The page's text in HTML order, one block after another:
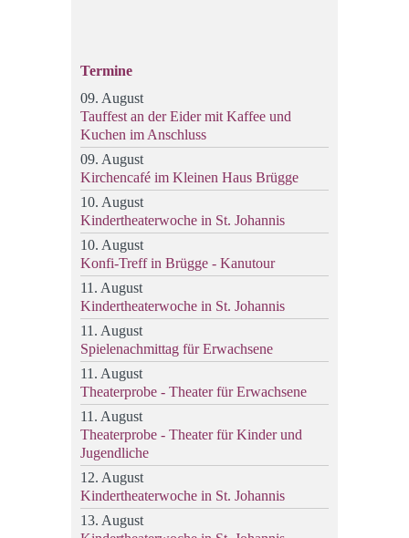
Termine
09. August
Tauffest an der Eider mit Kaffee und
Kuchen im Anschluss
09. August
Kirchencafé im Kleinen Haus Brügge
10. August
Kindertheaterwoche in St. Johannis
10. August
Konfi-Treff in Brügge - Kanutour
11. August
Kindertheaterwoche in St. Johannis
11. August
Spielenachmittag für Erwachsene
11. August
Theaterprobe - Theater für Erwachsene
11. August
Theaterprobe - Theater für Kinder und
Jugendliche
12. August
Kindertheaterwoche in St. Johannis
13. August